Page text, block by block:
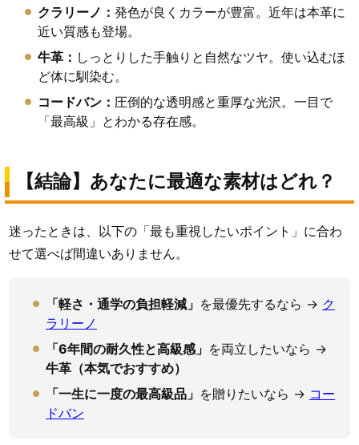
クラリーノ： 発色が良くカラーが豊富。近年は本革に
近い質感も登場。
牛革： しっとりした手触りと自然なツヤ。使い込むほ
ど体に馴染む。
コードバン： 圧倒的な透明感と重厚な光沢。一目で
「最高級」とわかる存在感。
【結論】あなたに最適な素材はどれ？
迷ったときは、以下の「最も重視したいポイント」に合わ
せて選べば間違いありません。
「軽さ・通学の負担軽減」 を最優先するなら → ク
ラリーノ
「6年間の耐久性と高級感」 を両立したいなら →
牛革（本気でおすすめ）
「一生に一度の最高級品」 を贈りたいなら → コー
ドバン